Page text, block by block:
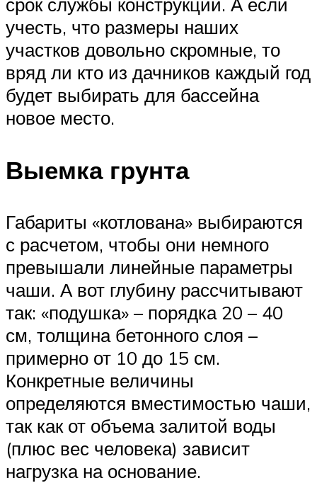
учесть, что размеры наших
участков довольно скромные, то
вряд ли кто из дачников каждый год
будет выбирать для бассейна
новое место.
Выемка грунта
Габариты «котлована» выбираются
с расчетом, чтобы они немного
превышали линейные параметры
чаши. А вот глубину рассчитывают
так: «подушка» – порядка 20 – 40
см, толщина бетонного слоя –
примерно от 10 до 15 см.
Конкретные величины
определяются вместимостью чаши,
так как от объема залитой воды
(плюс вес человека) зависит
нагрузка на основание.